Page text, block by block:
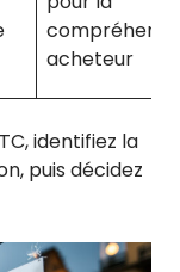
acheteur
identifiez la
puis décidez